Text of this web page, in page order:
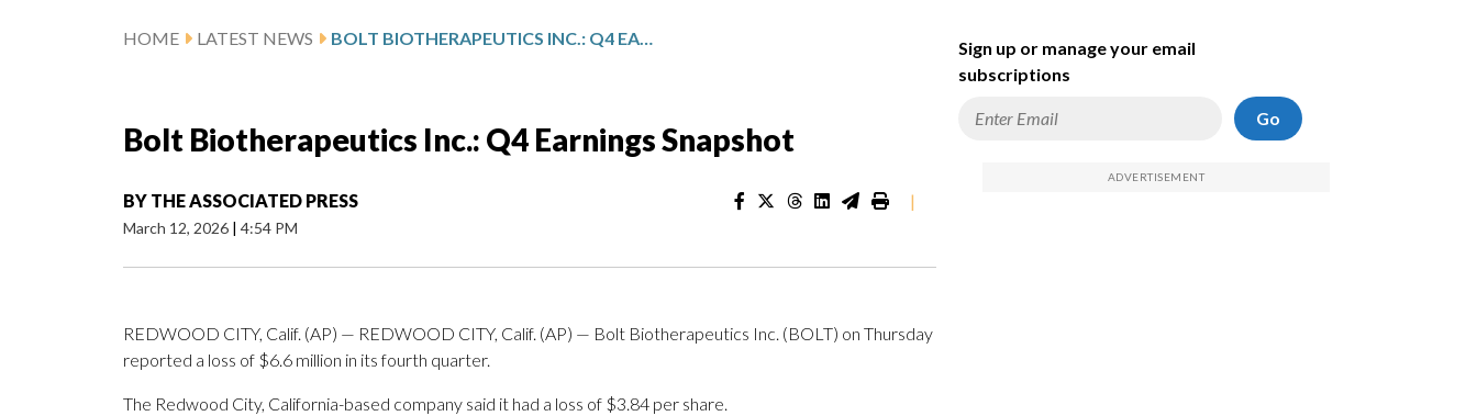
HOME LATEST NEWS BOLT BIOTHERAPEUTICS INC.: Q4 EARNINGS SNAPSHOT
Bolt Biotherapeutics Inc.: Q4 Earnings Snapshot
BY THE ASSOCIATED PRESS
March 12, 2026 | 4:54 PM
|
REDWOOD CITY, Calif. (AP) — REDWOOD CITY, Calif. (AP) — Bolt Biotherapeutics Inc. (BOLT) on Thursday
reported a loss of $6.6 million in its fourth quarter.
The Redwood City, California-based company said it had a loss of $3.84 per share.
Sign up or manage your email
subscriptions
Go